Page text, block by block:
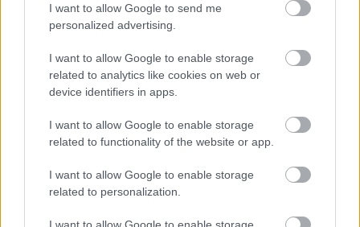
I want to allow Google to send me
personalized advertising.
I want to allow Google to enable storage
related to analytics like cookies on web or
device identifiers in apps.
I want to allow Google to enable storage
related to functionality of the website or app.
I want to allow Google to enable storage
related to personalization.
I want to allow Google to enable storage